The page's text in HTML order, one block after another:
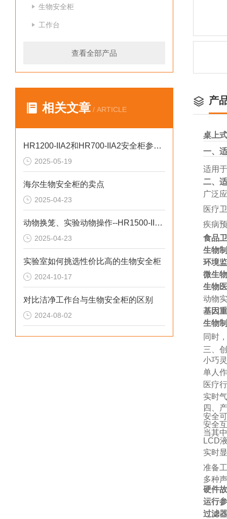
生物安全柜
工作台
查看全部产品
相关文章 / ARTICLE
HR1200-IIA2和HR700-IIA2安全柜参数对比
2025-05-19
海尔生物安全柜的卖点
2025-04-23
动物换笼、实验动物操作--HR1500-IIA2-DW生物安全柜
2025-04-23
实验室如何挑选性价比高的生物安全柜
2024-10-17
对比洁净工作台与生物安全柜的区别
2024-08-02
产
桌 上
一、
适用
二、
广泛
医疗
疾病
食品
生物
环境
微生
生物
动物
基因
生物
同时
三、
小巧
单人
医疗
实时
四、
安全
安全
当其
LCD
实时
准备
多种
硬件
运行
过滤